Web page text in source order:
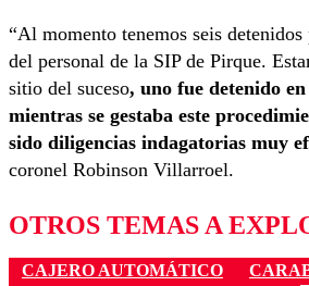
“Al momento tenemos seis
del personal de la SIP de Pirque.
sitio del suceso, uno fue detenido
mientras se gestaba este
sido diligencias indagatorias muy
coronel Robinson Villarroel.
OTROS TEMAS A
CAJERO AUTOMÁTICO